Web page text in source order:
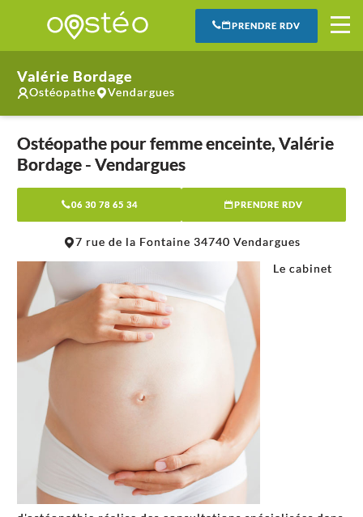
PRENDRE RDV
Valérie Bordage
Ostéopathe Vendargues
Ostéopathe pour femme enceinte, Valérie
Bordage - Vendargues
06 30 78 65 34 PRENDRE RDV
+
−
7 rue de la Fontaine 34740 Vendargues
Le cabinet